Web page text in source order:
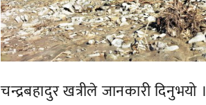
चन्द्रबहादुर खत्रीले जानकारी दिनुभयो ।